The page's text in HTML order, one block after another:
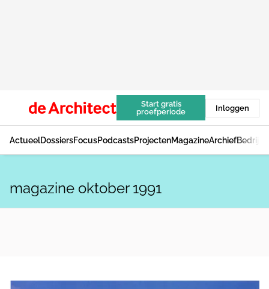
Start gratis
proefperiode
Inloggen
ActueelDossiersFocusPodcastsProjectenMagazineArchief
magazine oktober 1991